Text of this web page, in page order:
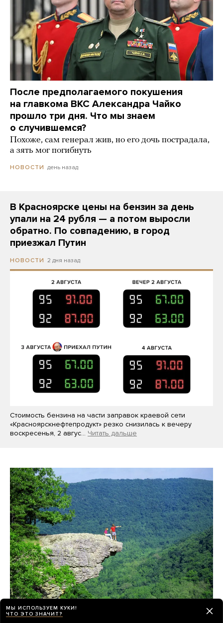
После предполагаемого покушения
на главкома ВКС Александра Чайко
прошло три дня. Что мы знаем
о случившемся?
Похоже, сам генерал жив, но его дочь пострадала,
а зять мог погибнуть
НОВОСТИ день назад
В Красноярске цены на бензин за день
упали на 24 рубля — а потом выросли
обратно. По совпадению, в город
приезжал Путин
НОВОСТИ 2 дня назад
Стоимость бензина на части заправок краевой сети
«Красноярскнефтепродукт» резко снизилась к вечеру
воскресенья, 2 авгус… Читать дальше
Мы спросили у вас, как классно провести
МЫ ИСПОЛЬЗУЕМ КУКИ!
ЧТО ЭТО ЗНАЧИТ?